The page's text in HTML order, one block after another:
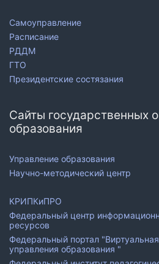
Самоуправление
Расписание
РДДМ
ГТО
Президентские состязания
Сайты государственных
образования
Управление образования
Научно-методический центр
КРИПКиПРО
Федеральный центр
ресурсов
Федеральный портал
управления образования "